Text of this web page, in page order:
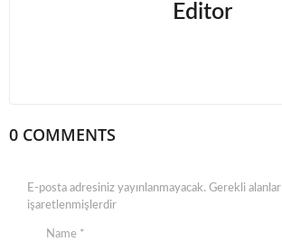
Editor
0 COMMENTS
E-posta adresiniz yayınlanmayacak. Gerekli alanlar
işaretlenmişlerdir